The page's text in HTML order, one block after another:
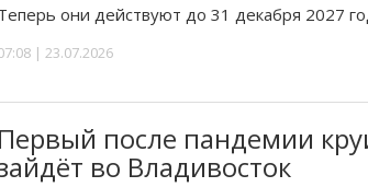
они действуют до 31 декабря 2027
| 23.07.2026
Первый после пандемии
во Владивосток